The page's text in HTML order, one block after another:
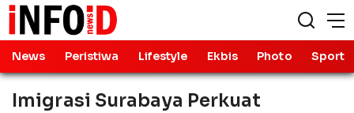
News Peristiwa Lifestyle Ekbis Photo Sport
Imigrasi Surabaya Perkuat